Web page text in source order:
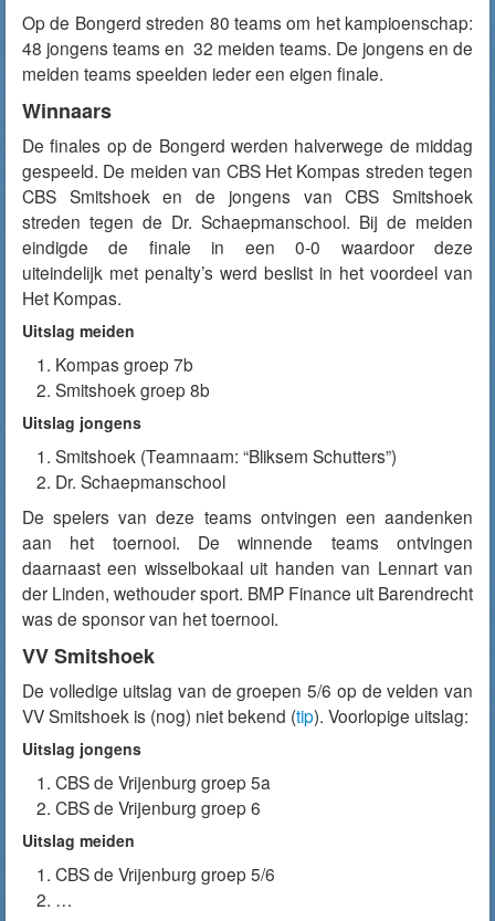
Op de Bongerd streden 80 teams om het kampioenschap:
48 jongens teams en 32 meiden teams. De jongens en de
meiden teams speelden ieder een eigen finale.
Winnaars
De finales op de Bongerd werden halverwege de middag
gespeeld. De meiden van CBS Het Kompas streden tegen
CBS Smitshoek en de jongens van CBS Smitshoek
streden tegen de Dr. Schaepmanschool. Bij de meiden
eindigde de finale in een 0-0 waardoor deze
uiteindelijk met penalty’s werd beslist in het voordeel van
Het Kompas.
Uitslag meiden
Kompas groep 7b
Smitshoek groep 8b
Uitslag jongens
Smitshoek (Teamnaam: “Bliksem Schutters”)
Dr. Schaepmanschool
De spelers van deze teams ontvingen een aandenken
aan het toernooi. De winnende teams ontvingen
daarnaast een wisselbokaal uit handen van Lennart van
der Linden, wethouder sport. BMP Finance uit Barendrecht
was de sponsor van het toernooi.
VV Smitshoek
De volledige uitslag van de groepen 5/6 op de velden van
VV Smitshoek is (nog) niet bekend (tip). Voorlopige uitslag:
Uitslag jongens
CBS de Vrijenburg groep 5a
CBS de Vrijenburg groep 6
Uitslag meiden
CBS de Vrijenburg groep 5/6
…